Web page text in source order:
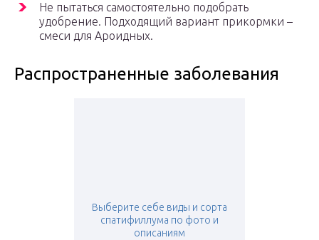
Не пытаться самостоятельно подобрать
удобрение. Подходящий вариант прикормки –
смеси для Ароидных.
Распространенные заболевания
Выберите себе виды и сорта
спатифиллума по фото и
описаниям